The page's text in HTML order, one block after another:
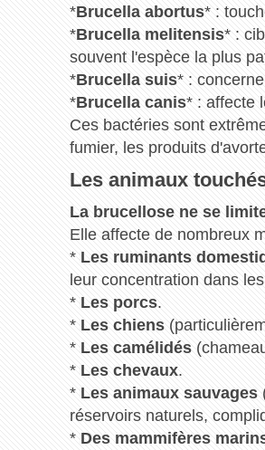
*Brucella abortus* :
*Brucella melitensis* :
souvent l'espèce la plus
*Brucella suis* :
*Brucella canis* : affecte
Ces bactéries sont
fumier, les produits
Les animaux
La brucellose ne se
Elle affecte de nombreux
* Les ruminants
leur concentration dans
* Les porcs.
*Les chiens
*Les camélidés
* Les chevaux.
* Les animaux sauvages
réservoirs naturels,
* Des mammifères